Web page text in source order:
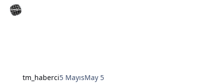
tm_haberci5 MayısMay 5